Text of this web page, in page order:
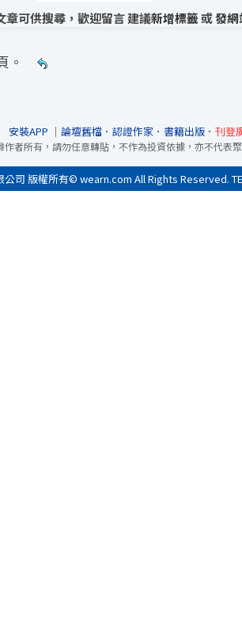
章可供搜尋，歡迎留言 建議新增標籤或發網
。
安裝APP ｜ 論壇舊檔． 認證作家． 書籍出版． 刊登
作者所有，請勿任意轉貼，不作為投資依據，亦不代
公司 版權所有© wearn.com All Rights Reserved.